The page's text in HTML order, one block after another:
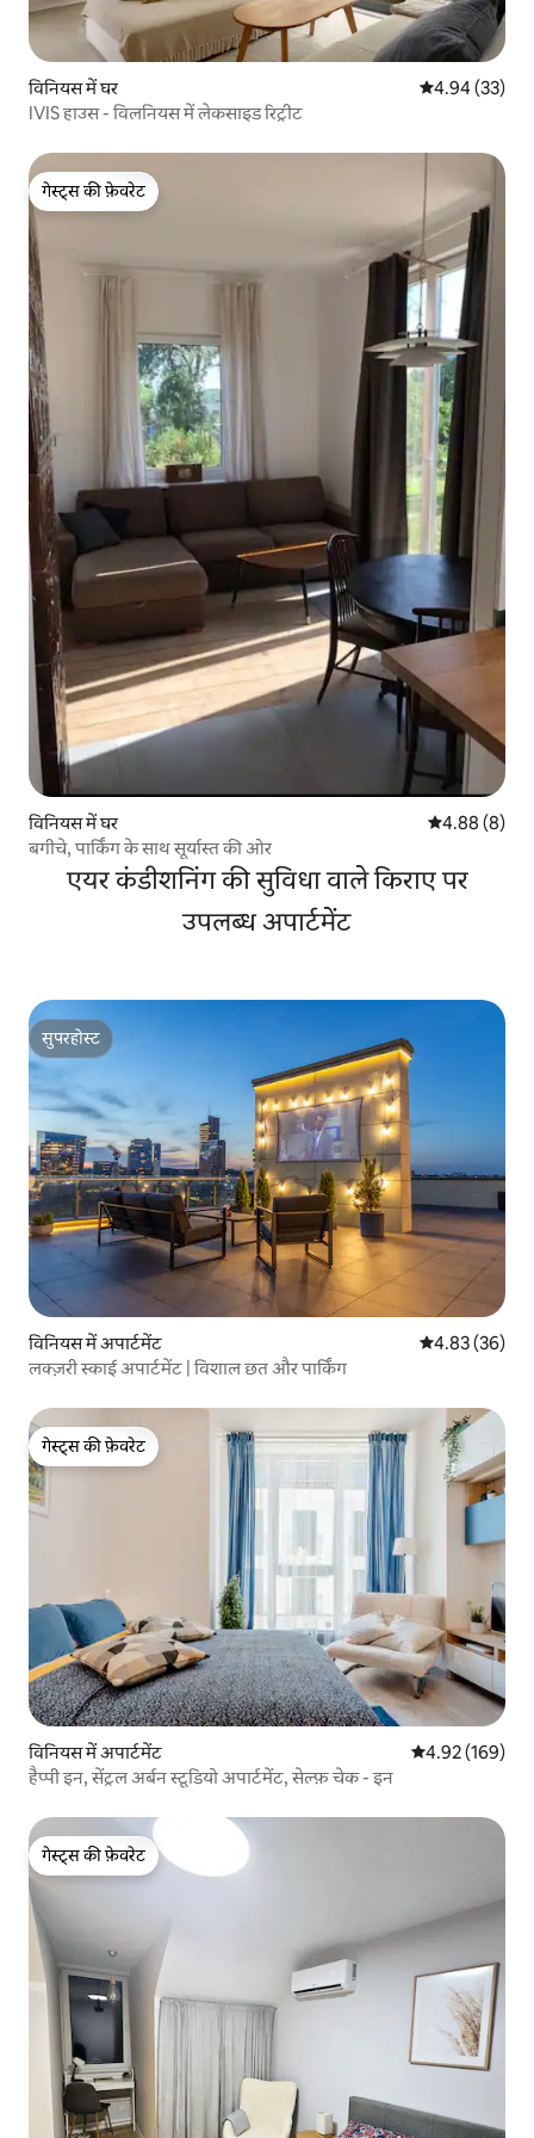
विनियस में घर औसत रेटिंग 5 में
4.94 (33)
IVIS हाउस - विलनियस में लेकसाइड रिट्रीट
गेस्ट्स की फ़ेवरेट
गेस्ट्स की फ़ेवरेट
विनियस में घर औसत रेटिंग 5 में
4.88 (8)
बगीचे, पार्किंग के साथ सूर्यास्त की ओर
एयर कंडीशनिंग की सुविधा वाले किराए पर
उपलब्ध अपार्टमेंट
सुपरहोस्ट
सुपरहोस्ट
विनियस में अपार्टमेंट औसत रेटिंग 5 में
4.83 (36)
लक्ज़री स्काई अपार्टमेंट | विशाल छत और पार्किंग
गेस्ट्स की फ़ेवरेट
गेस्ट्स की फ़ेवरेट
विनियस में अपार्टमेंट औसत रेटिंग 5 में से
4.92 (169)
हैप्पी इन, सेंट्रल अर्बन स्टूडियो अपार्टमेंट, सेल्फ़ चेक - इन
गेस्ट्स की फ़ेवरेट
गेस्ट्स की फ़ेवरेट